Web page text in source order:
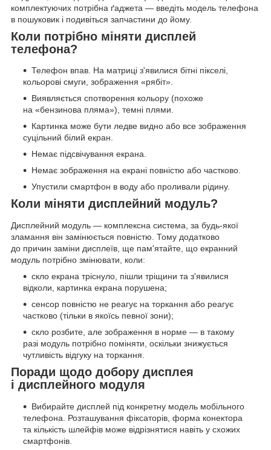
комплектуючих потрібна ґаджета — введіть модель телефона
в пошуковик і подивіться запчастини до йому.
Коли потрібно міняти дисплей
телефона?
Телефон впав. На матриці з'явилися бітні пікселі,
кольорові смуги, зображення «рябіт».
Виявляється спотворення кольору (похоже
на «бензинова пляма»), темні плями.
Картинка може бути ледве видно або все зображення
суцільний білий екран.
Немає підсвічування екрана.
Немає зображення на екрані повністю або частково.
Упустили смартфон в воду або проливали рідину.
Коли міняти дисплейний модуль?
Дисплейний модуль — комплексна система, за будь-якої
зламання він замінюється повністю. Тому додатково
до причин заміни дисплеїв, ще пам'ятайте, що екранний
модуль потрібно змінювати, коли:
скло екрана тріснуло, пішли тріщини та з'явилися
відколи, картинка екрана порушена;
сенсор повністю не реагує на торкання або реагує
частково (тільки в якоїсь певної зони);
скло розбите, але зображення в норме — в такому
разі модуль потрібно поміняти, оскільки знижується
чутливість відгуку на торкання.
Поради щодо добору дисплея
і дисплейного модуля
Вибирайте дисплей під конкретну модель мобільного
телефона. Розташування фіксаторів, форма конектора
та кількість шлейфів може відрізнятися навіть у схожих
смартфонів.